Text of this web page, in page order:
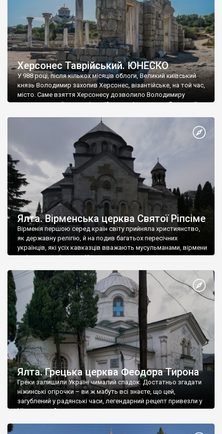
Херсонес Таврійський. ЮНЕСКО
У 988 році, після кількох місяців облоги, Великий київський
князь Володимир захопив Херсонес, візантійське, на той час,
місто. Саме взяття Херсонесу дозволило Володимиру
диктувати свої умови візантійському імператору Василю ІІ, та
Херсонесі Володимир-язичник, став Василем-християнином.
А потім було Хрещення Русі. На честь Херсонесу Таврійського
Ялта. Вірменська церква Святої Ріпсіме
Вірменія першою серед країн світу прийняла християнство,
як державну релігію, й на подив багатьох пересічних
українців, які усіх кавказців вважають мусульманами, вірмени
є відданими вірянами Христа
Ялта. Грецька церква Феодора Тирона
Греки залишили Україні чималий спадок. Достатньо згадати
ніжинські огірочки – ви ж мабуть всі знаєте, що цей,
загублений у радянські часи, легендарний рецепт привезли у
Ніжин греки?